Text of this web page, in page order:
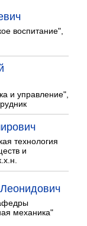
воспитание",
и управление",
технология
и
механика"